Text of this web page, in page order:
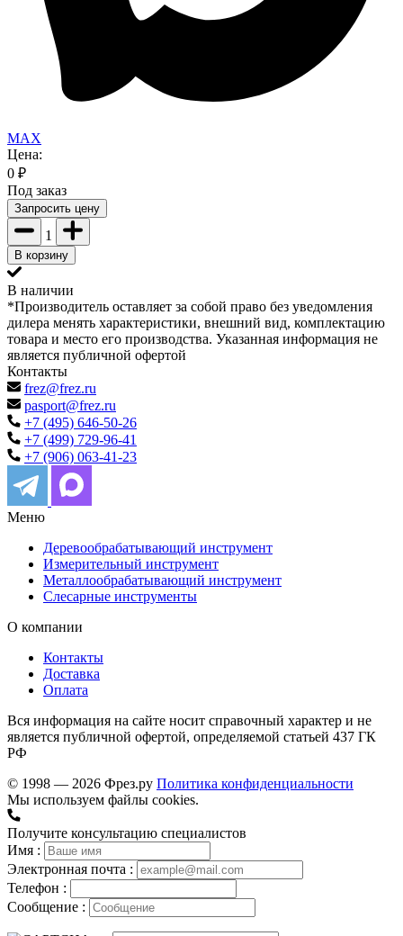
MAX
Цена:
0 ₽
Под заказ
Запросить цену
1
В корзину
В наличии
*Производитель оставляет за собой право без уведомления
дилера менять характеристики, внешний вид, комплектацию
товара и место его производства. Указанная информация не
является публичной офертой
Контакты
frez@frez.ru
pasport@frez.ru
+7 (495) 646-50-26
+7 (499) 729-96-41
+7 (906) 063-41-23
Меню
Деревообрабатывающий инструмент
Измерительный инструмент
Металлообрабатывающий инструмент
Слесарные инструменты
О компании
Контакты
Доставка
Оплата
Вся информация на сайте носит справочный характер и не
является публичной офертой, определяемой статьей 437 ГК
РФ
© 1998 — 2026 Фрез.ру Политика конфиденциальности
Мы используем файлы cookies.
Получите консультацию специалистов
Имя :
Электронная почта :
Телефон :
Сообщение :